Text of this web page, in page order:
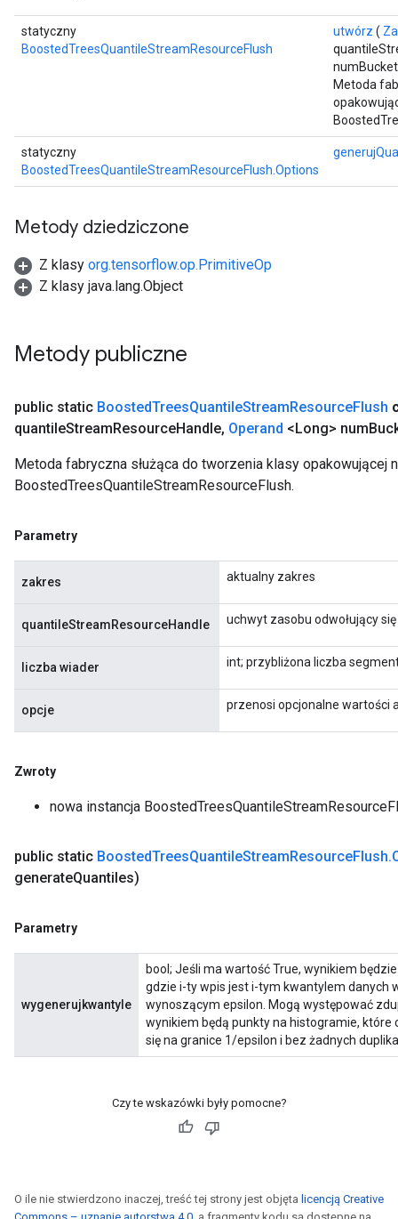
statyczny
BoostedTreesQuantileStreamResourceFlush
utwórz (
Metoda
statyczny
BoostedTreesQuantileStreamResourceFlush.Options
Metody dziedziczone
Z klasy org.tensorflow.op.PrimitiveOp
Z klasy java.lang.Object
Metody publiczne
public static BoostedTreesQuantileStreamResourceFlush
quantileStreamResourceHandle, Operand <Long> num
Metoda fabryczna służąca do tworzenia klasy opakowującej
BoostedTreesQuantileStreamResourceFlush.
Parametry
zakres aktualny zakres
quantileStreamResourceHandle uchwyt zasobu odwołujący
liczba wiader int; przybliżona liczba
opcje przenosi opcjonalne wartości
Zwroty
nowa instancja
public static BoostedTreesQuantileStreamResourceFlush.
generateQuantiles)
Parametry
wygenerujkwantyle
bool; Jeśli ma wartość True, wynikiem
gdzie i-ty wpis jest i-tym kwantylem danych
wynoszącym epsilon. Mogą występować
wynikiem będą punkty na histogramie,
się na granice 1/epsilon i bez żadnych
Czy te wskazówki były pomocne?
O ile nie stwierdzono inaczej, treść tej strony jest objęta licencją Creative